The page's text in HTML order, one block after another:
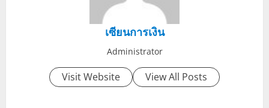
เซียนการเงิน
Administrator
Visit Website View All Posts